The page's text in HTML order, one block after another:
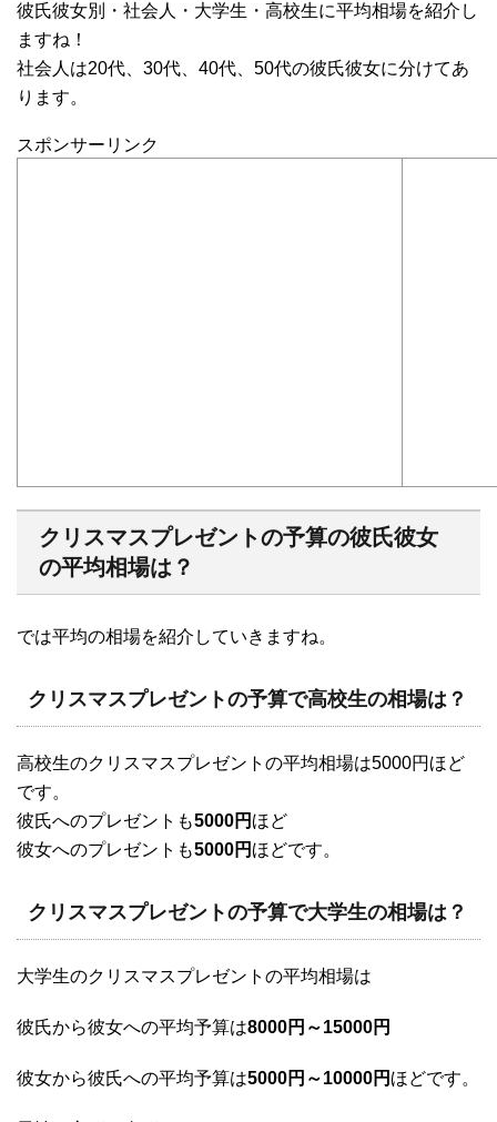
彼氏彼女別・社会人・大学生・高校生に平均相場を紹介し
ますね！
社会人は20代、30代、40代、50代の彼氏彼女に分けてあ
ります。
スポンサーリンク
クリスマスプレゼントの予算の彼氏彼女
の平均相場は？
では平均の相場を紹介していきますね。
クリスマスプレゼントの予算で高校生の相場は？
高校生のクリスマスプレゼントの平均相場は5000円ほど
です。
彼氏へのプレゼントも5000円 ほど
彼女へのプレゼントも5000円 ほどです。
クリスマスプレゼントの予算で大学生の相場は？
大学生のクリスマスプレゼントの平均相場は
彼氏から彼女への平均予算は8000円～15000円
彼女から彼氏への平均予算は5000円～10000円 ほどです。